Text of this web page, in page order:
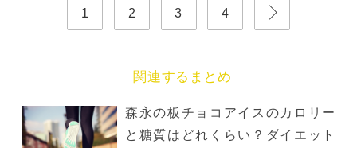
1 2 3 4
関連するまとめ
森永の板チョコアイスのカロリー
と糖質はどれくらい？ダイエット